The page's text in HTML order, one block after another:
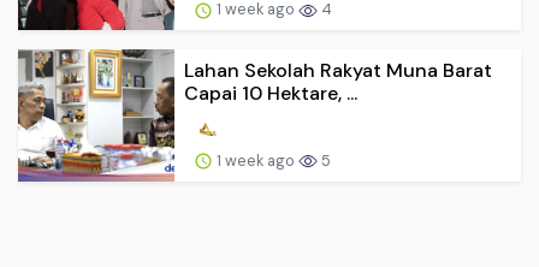
1 week ago 4
Lahan Sekolah Rakyat Muna Barat
Capai 10 Hektare, ...
1 week ago 5